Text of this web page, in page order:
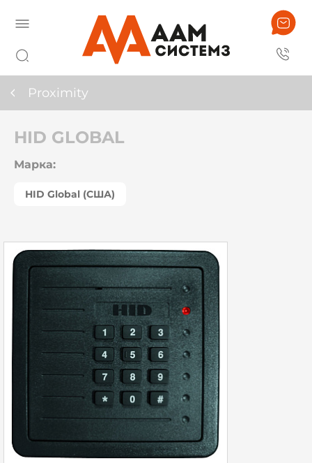
Proximity
HID GLOBAL
Марка:
HID Global (США)